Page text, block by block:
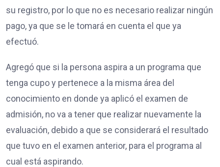
su registro, por lo que no es necesario realizar ningún
pago, ya que se le tomará en cuenta el que ya
efectuó.
Agregó que si la persona aspira a un programa que
tenga cupo y pertenece a la misma área del
conocimiento en donde ya aplicó el examen de
admisión, no va a tener que realizar nuevamente la
evaluación, debido a que se considerará el resultado
que tuvo en el examen anterior, para el programa al
cual está aspirando.